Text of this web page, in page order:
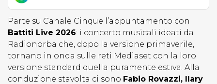
Parte su Canale Cinque l’appuntamento con
Battiti Live 2026: i concerto musicali ideati da
Radionorba che, dopo la versione primaverile,
tornano in onda sulle reti Mediaset con la loro
versione standard quella puramente estiva. Alla
conduzione stavolta ci sono Fabio Rovazzi, Ilary